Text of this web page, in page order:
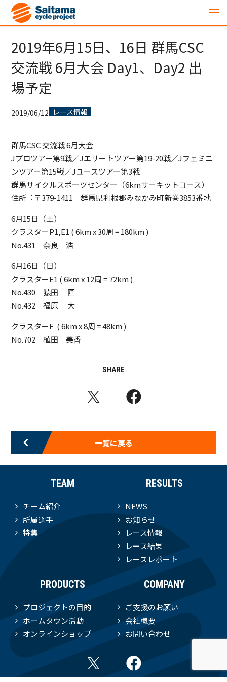
2019年6月15日、16日 群⾺CSC
交流戦 6⽉⼤会 Day1、Day2 出
場予定
2019/06/12 レース情報
群⾺CSC 交流戦 6⽉⼤会
Jプロツアー第9戦／Jエリートツアー第19-20戦／Jフェミニ
ンツアー第15戦／Jユースツアー第3戦
群⾺サイクルスポーツセンター（6kmサーキットコース）
住所︓〒379-1411 群⾺県利根郡みなかみ町新巻3853番地
6月15日（土）
クラスターP1,E1 ( 6km x 30周 = 180km )
No.431奈良 浩
6月16日（日）
クラスターE1 ( 6km x 12周 = 72km )
No.430 猿⽥ 匠
No.432福原 ⼤
クラスターF ( 6km x 8周 = 48km )
No.702植⽥ 美⾹
SHARE
一覧に戻る
TEAM
チーム紹介
所属選手
特集
RESULTS
NEWS
お知らせ
レース情報
レース結果
レースレポート
PRODUCTS
プロジェクトの目的
ホームタウン活動
オンラインショップ
COMPANY
ご支援のお願い
会社概要
お問い合わせ